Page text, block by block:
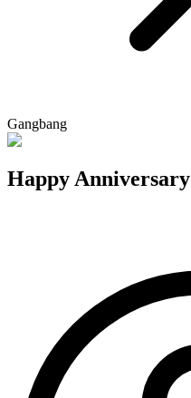
Gangbang
Happy Anniversary